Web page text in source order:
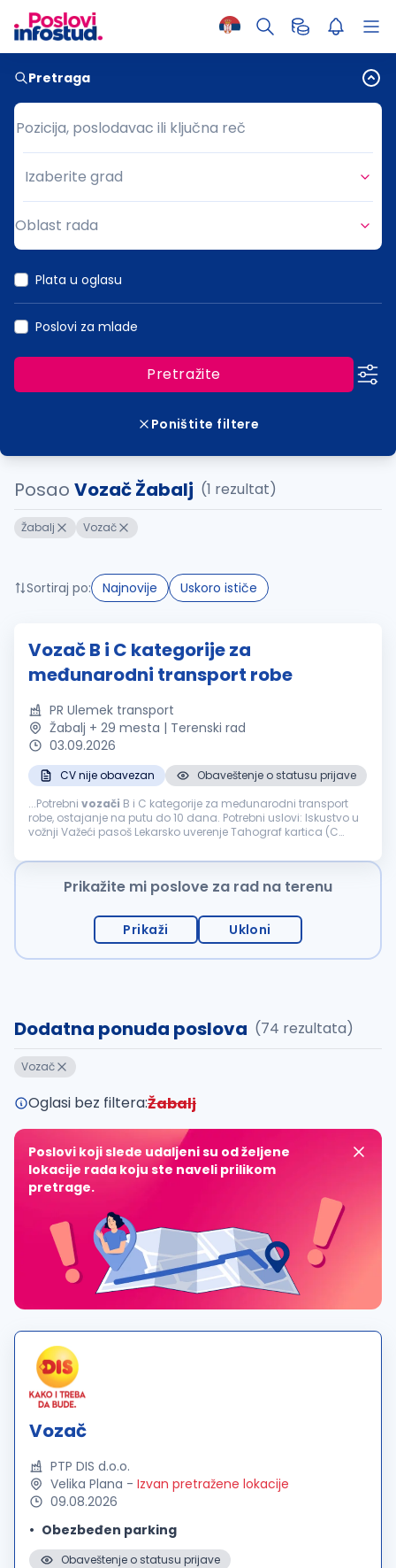
Pretraga
Pozicija, poslodavac ili ključna reč
Pozicija, poslodavac ili ključna reč
Grad
Izaberite grad
Oblast rada
Plata u oglasu
Poslovi za mlade
Pretražite
Poništite filtere
Posao Vozač Žabalj (1 rezultat)
Žabalj Vozač
Sortiraj po: Najnovije Uskoro ističe
Vozač B i C kategorije za
međunarodni transport robe
PR Ulemek transport
Žabalj + 29 mesta | Terenski rad
03.09.2026
CV nije obavezan
Obaveštenje o statusu prijave
...Potrebni vozači B i C kategorije za međunarodni transport
robe, ostajanje na putu do 10 dana. Potrebni uslovi: Iskustvo u
vožnji Važeći pasoš Lekarsko uverenje Tahograf kartica (C
Prikažite mi poslove za rad na terenu
Prikaži Ukloni
Dodatna ponuda poslova (74 rezultata)
Vozač
Oglasi bez filtera:Žabalj
Poslovi koji slede udaljeni su od željene
lokacije rada koju ste naveli prilikom
pretrage.
Vozač
PTP DIS d.o.o.
Velika Plana - Izvan pretražene lokacije
09.08.2026
Obezbeđen parking
Obaveštenje o statusu prijave